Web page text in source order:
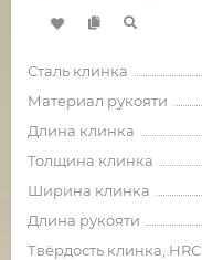
Сталь клинка
Материал рукояти
Длина клинка
Толщина клинка
Ширина клинка
Длина рукояти
Твёрдость клинка, HRC